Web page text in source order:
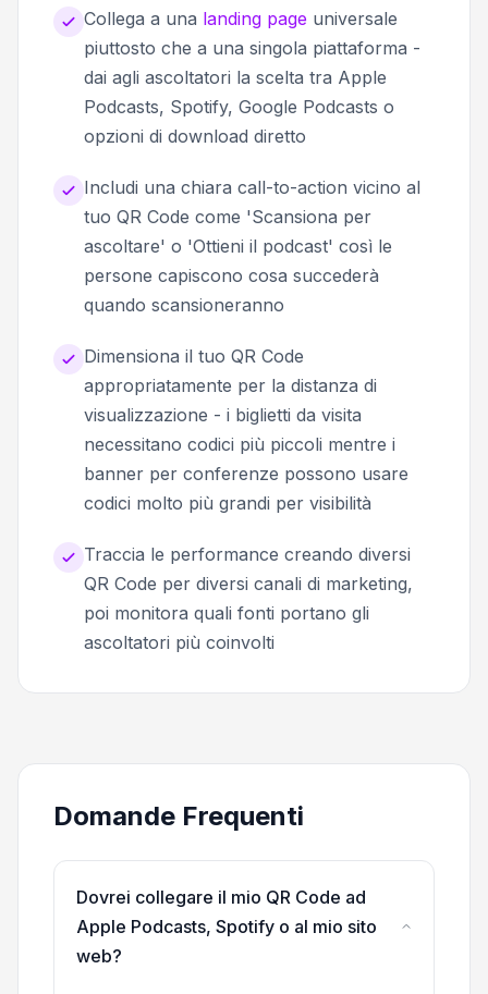
Collega a una landing page universale
piuttosto che a una singola piattaforma -
dai agli ascoltatori la scelta tra Apple
Podcasts, Spotify, Google Podcasts o
opzioni di download diretto
Includi una chiara call-to-action vicino al
tuo QR Code come 'Scansiona per
ascoltare' o 'Ottieni il podcast' così le
persone capiscono cosa succederà
quando scansioneranno
Dimensiona il tuo QR Code
appropriatamente per la distanza di
visualizzazione - i biglietti da visita
necessitano codici più piccoli mentre i
banner per conferenze possono usare
codici molto più grandi per visibilità
Traccia le performance creando diversi
QR Code per diversi canali di marketing,
poi monitora quali fonti portano gli
ascoltatori più coinvolti
Domande Frequenti
Dovrei collegare il mio QR Code ad
Apple Podcasts, Spotify o al mio sito
web?